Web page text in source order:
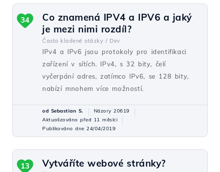
Co znamená IPV4 a IPV6 a jaký
je mezi nimi rozdíl?
Často kladené otázky / Dev
IPv4 a IPv6 jsou protokoly pro identifikaci
zařízení v sítích. IPv4, s 32 bity, čelí
vyčerpání adres, zatímco IPv6, se 128 bity,
nabízí mnohem více možností.
34
od Sebastian S.
Názory 20619
Aktualizováno před 11 měsíci
Publikováno dne 24/04/2019
Vytváříte webové stránky?
13